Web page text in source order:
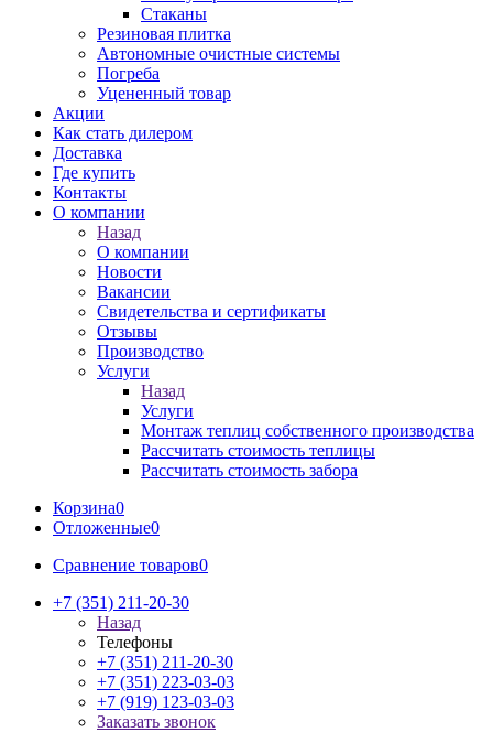
Стаканы
Резиновая плитка
Автономные очистные системы
Погреба
Уцененный товар
Акции
Как стать дилером
Доставка
Где купить
Контакты
О компании
Назад
О компании
Новости
Вакансии
Свидетельства и сертификаты
Отзывы
Производство
Услуги
Назад
Услуги
Монтаж теплиц собственного производства
Рассчитать стоимость теплицы
Рассчитать стоимость забора
Корзина0
Отложенные0
Сравнение товаров0
+7 (351) 211-20-30
Назад
Телефоны
+7 (351) 211-20-30
+7 (351) 223-03-03
+7 (919) 123-03-03
Заказать звонок